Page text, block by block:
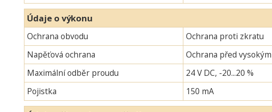
Údaje o výkonu
Ochrana obvodu
Ochrana proti zkratu
Napěťová ochrana
Ochrana před
Maximální odběr proudu
24 V DC, -20...20 %
Pojistka
150 mA